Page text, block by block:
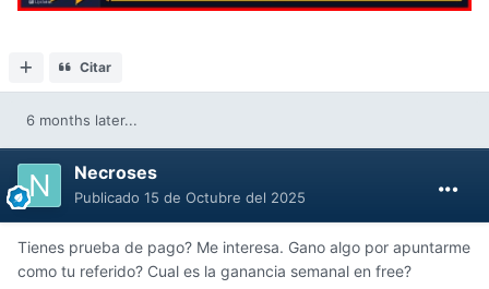
Citar
6 months later...
Necroses
Publicado 15 de Octubre del 2025
Tienes prueba de pago? Me interesa. Gano algo por apuntarme
como tu referido? Cual es la ganancia semanal en free?